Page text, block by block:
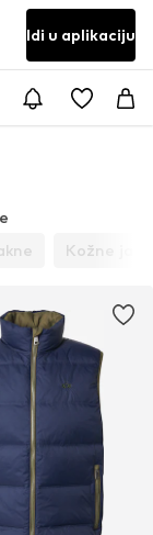
Idi u aplikaciju
Kožne